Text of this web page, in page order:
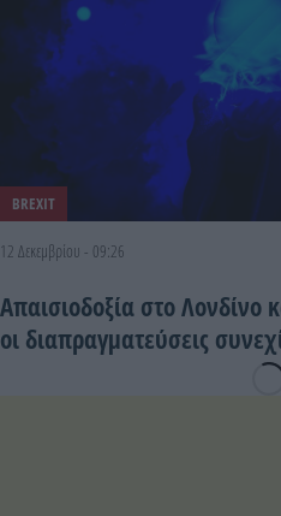
BREXIT
12 Δεκεμβρίου - 09:26
Απαισιοδοξία στο Λονδίνο
οι διαπραγματεύσεις